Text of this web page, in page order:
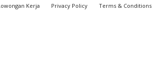
Kerja Privacy Policy Terms & Conditions